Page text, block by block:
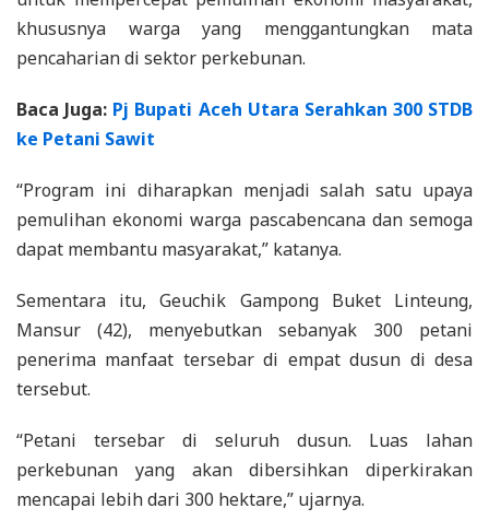
khususnya warga yang menggantungkan mata
pencaharian di sektor perkebunan.
Baca Juga: Pj Bupati Aceh Utara Serahkan 300 STDB
ke Petani Sawit
“Program ini diharapkan menjadi salah satu upaya
pemulihan ekonomi warga pascabencana dan semoga
dapat membantu masyarakat,” katanya.
Sementara itu, Geuchik Gampong Buket Linteung,
Mansur (42), menyebutkan sebanyak 300 petani
penerima manfaat tersebar di empat dusun di desa
tersebut.
“Petani tersebar di seluruh dusun. Luas lahan
perkebunan yang akan dibersihkan diperkirakan
mencapai lebih dari 300 hektare,” ujarnya.